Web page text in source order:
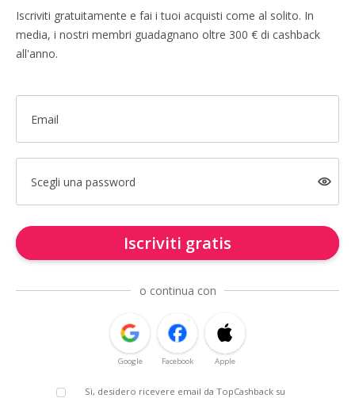
Iscriviti gratuitamente e fai i tuoi acquisti come al solito. In
media, i nostri membri guadagnano oltre 300 € di cashback
all'anno.
Email
Scegli una password
Iscriviti gratis
o continua con
Google Facebook Apple
Sì, desidero ricevere email da TopCashback su